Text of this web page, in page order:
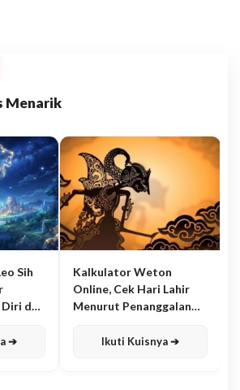
Menarik
Sih
dan
➔
Kalkulator Weton
Online, Cek Hari Lahir
Menurut Penanggalan
Ikuti Kuisnya ➔